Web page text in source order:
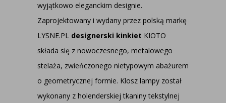
wyjątkowo eleganckim designie.
Zaprojektowany i wydany przez polską markę
LYSNE.PL designerski kinkiet KIOTO
składa się z nowoczesnego, metalowego
stelaża, zwieńczonego nietypowym abażurem
o geometrycznej formie. Klosz lampy został
wykonany z holenderskiej tkaniny tekstylnej